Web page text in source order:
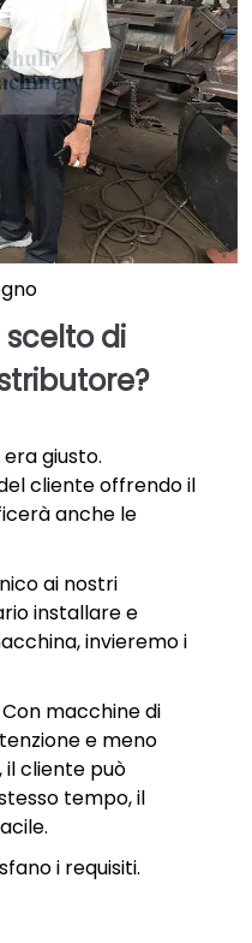
di
giusto.
cliente offrendo il
anche le
ai nostri
installare e
invieremo i
macchine di
e meno
cliente può
tempo, il
i requisiti.